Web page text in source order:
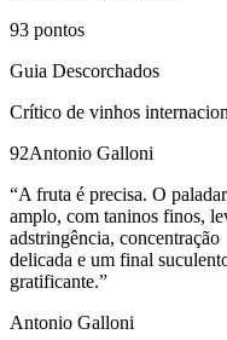
93 pontos
Guia Descorchados
Crítico de vinhos
92Antonio Galloni
“A fruta é precisa. O
amplo, com taninos finos,
adstringência, concentração
delicada e um final
gratificante.”
Antonio Galloni